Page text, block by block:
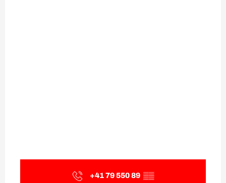
+41 79 550 89 ▒▒